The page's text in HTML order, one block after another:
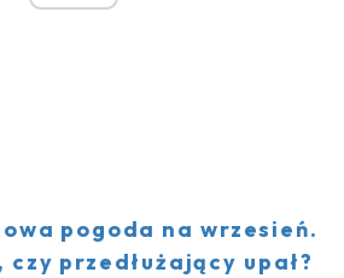
pogoda na wrzesień.
czy przedłużający upał?